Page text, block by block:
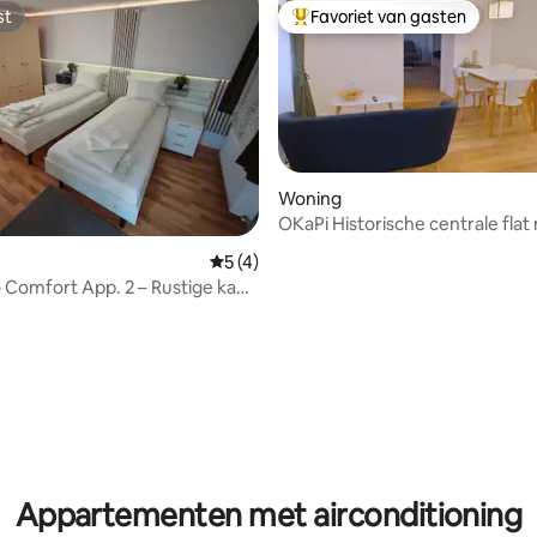
van 4,9 op 5, 21 recensies
Gemiddelde beoordeling van 5 op 5, 4
5 (4)
App. 2 – Rustige kant,
Topfavoriet van gasten
Favoriet van gasten
Woning
OKaPi Historische centrale flat
Appartementen met airconditioning